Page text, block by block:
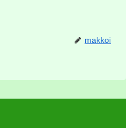
makkoi